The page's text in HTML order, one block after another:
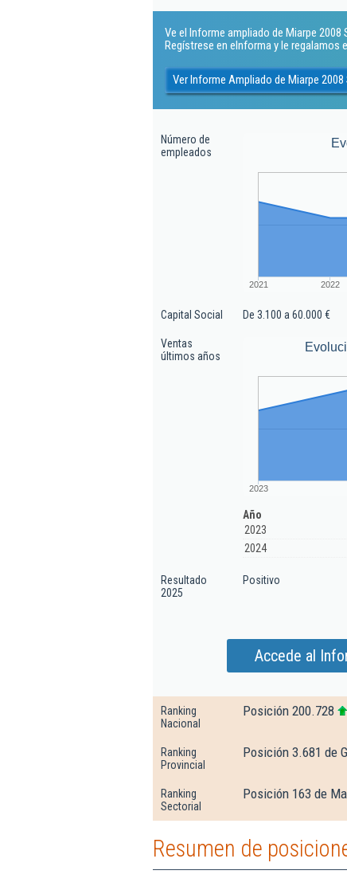
Ve el Informe ampliado de Miarpe 2008
Regístrese en eInforma y le regalamos
Ver Informe Ampliado de Miarpe 2008
Número de
empleados
2021 2022
Capital Social De 3.100 a 60.000 €
Ventas
últimos años
2023
Año
2023
2024
Resultado
2025
Positivo
Accede al
Ranking
Nacional
Posición 200.728
Ranking
Provincial
Posición 3.681 de
Ranking
Sectorial
Posición 163 de
Resumen de